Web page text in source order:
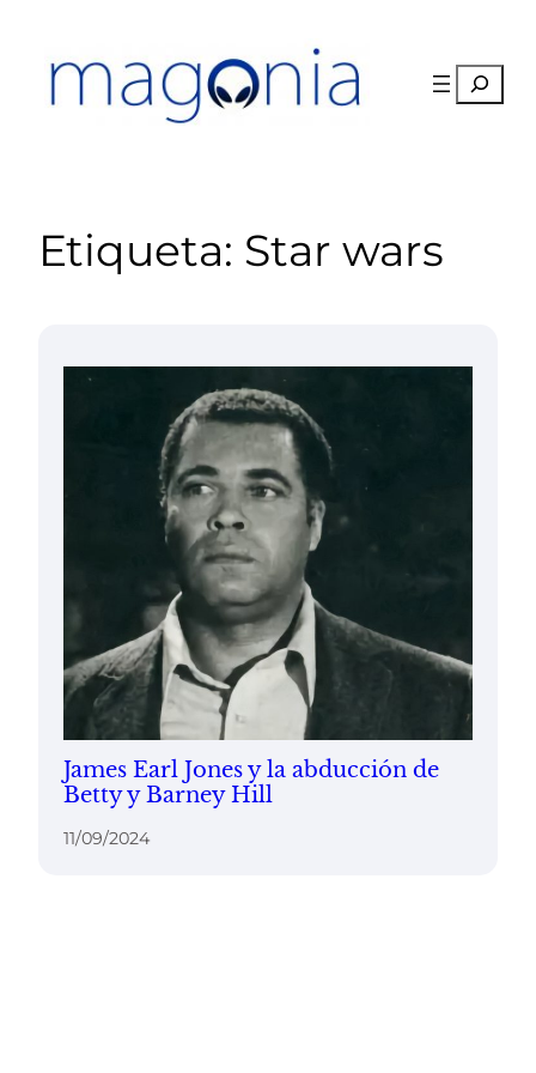
contenido
Buscar
Etiqueta: Star wars
James Earl Jones y la abducción de
Betty y Barney Hill
11/09/2024